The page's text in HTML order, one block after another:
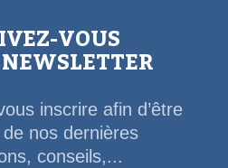
VOUS
inscrire afin d’être
nos dernières
conseils,...